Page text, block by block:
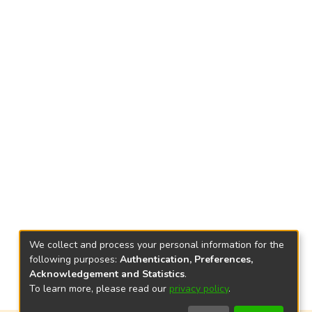
We collect and process your personal information for the
following purposes: Authentication, Preferences,
Acknowledgement and Statistics.
To learn more, please read our privacy policy.